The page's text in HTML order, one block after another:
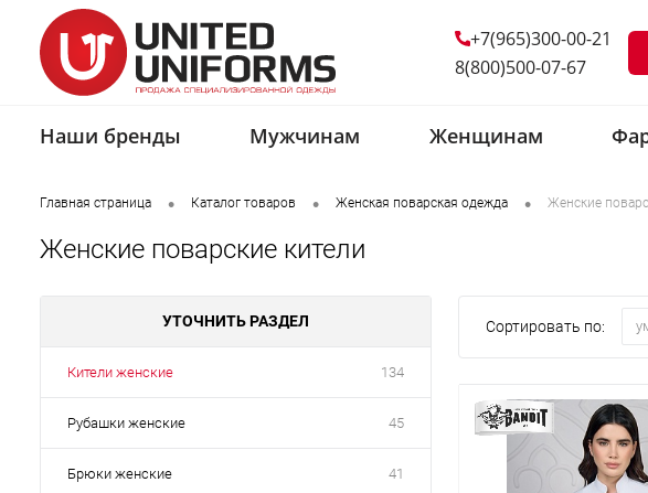
+7(965)300-00-21
8(800)500-07-67
Наши бренды Мужчинам Женщинам
Главная страница • Каталог товаров • Женская поварская одежда • Женские
Женские поварские кители
УТОЧНИТЬ РАЗДЕЛ
Кители женские 134
Рубашки женские 45
Брюки женские 41
Сортировать по: